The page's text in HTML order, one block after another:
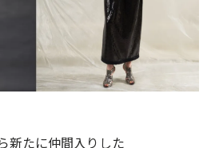
新たに仲間入りした